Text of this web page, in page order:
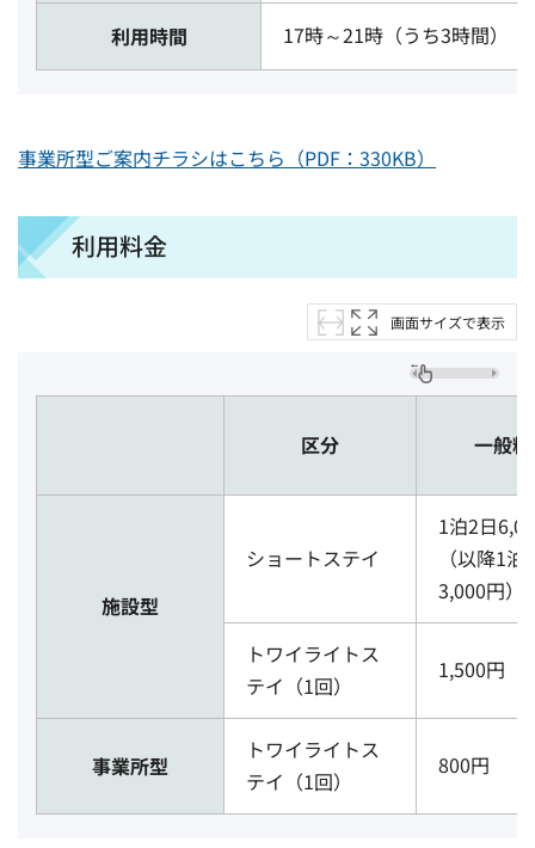
利用時間 17時～21時（うち3時間）
事業所型ご案内チラシはこちら（PDF：330KB）
利用料金
画面サイズで表示
区分 一般
施設型
ショートステイ
1泊2日
（以降1
3,000円）
トワイライトス
テイ（1回）
1,500円
事業所型
トワイライトス
テイ（1回）
800円